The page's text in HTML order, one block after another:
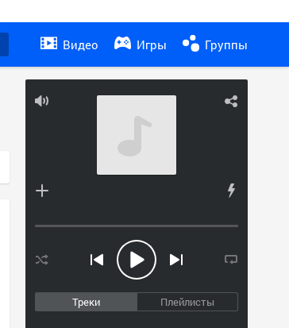
Видео Игры Группы
Треки Плейлисты